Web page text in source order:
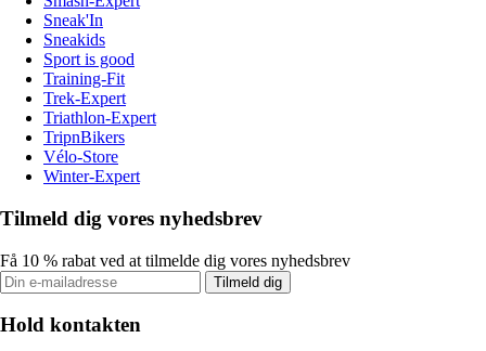
Sneak'In
Sneakids
Sport is good
Training-Fit
Trek-Expert
Triathlon-Expert
TripnBikers
Vélo-Store
Winter-Expert
Tilmeld dig vores nyhedsbrev
Få 10 % rabat ved at tilmelde dig vores nyhedsbrev
Tilmeld dig
Hold kontakten